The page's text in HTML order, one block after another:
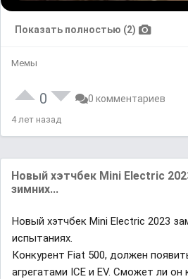
Показать полностью (2)
Мемы
0 0 комментариев
4 лет назад
Новый хэтчбек Mini Electric
зимних...
Новый хэтчбек Mini Electric 2023
испытаниях.
Конкурент Fiat 500, должен
агрегатами ICE и EV. Сможет ли он